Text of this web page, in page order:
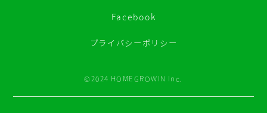
Facebook
プライバシーポリシー
©2024 HOMEGROWIN Inc.